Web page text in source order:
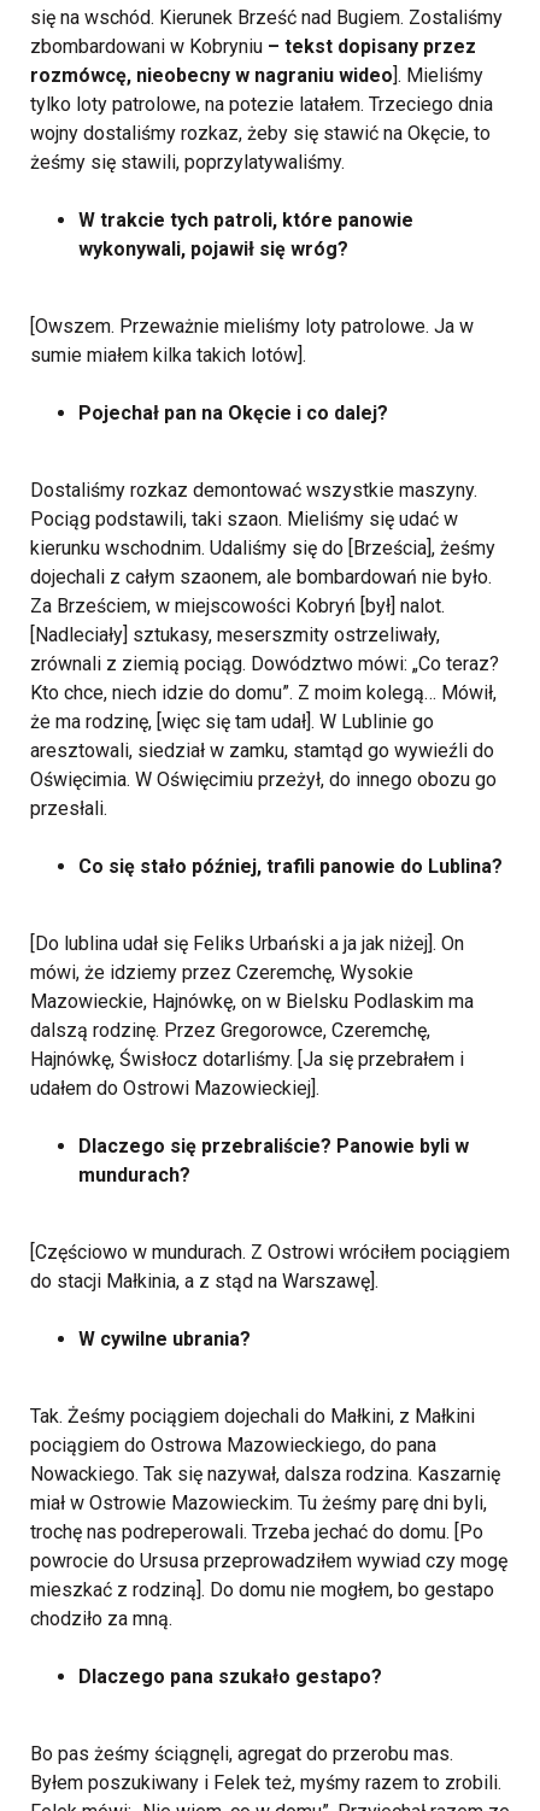
się na wschód. Kierunek Brześć nad Bugiem. Zostaliśmy
zbombardowani w Kobryniu – tekst dopisany przez
rozmówcę, nieobecny w nagraniu wideo]. Mieliśmy
tylko loty patrolowe, na potezie latałem. Trzeciego dnia
wojny dostaliśmy rozkaz, żeby się stawić na Okęcie, to
żeśmy się stawili, poprzylatywaliśmy.
W trakcie tych patroli, które panowie
wykonywali, pojawił się wróg?
[Owszem. Przeważnie mieliśmy loty patrolowe. Ja w
sumie miałem kilka takich lotów].
Pojechał pan na Okęcie i co dalej?
Dostaliśmy rozkaz demontować wszystkie maszyny.
Pociąg podstawili, taki szaon. Mieliśmy się udać w
kierunku wschodnim. Udaliśmy się do [Brześcia], żeśmy
dojechali z całym szaonem, ale bombardowań nie było.
Za Brześciem, w miejscowości Kobryń [był] nalot.
[Nadleciały] sztukasy, meserszmity ostrzeliwały,
zrównali z ziemią pociąg. Dowództwo mówi: „Co teraz?
Kto chce, niech idzie do domu”. Z moim kolegą… Mówił,
że ma rodzinę, [więc się tam udał]. W Lublinie go
aresztowali, siedział w zamku, stamtąd go wywieźli do
Oświęcimia. W Oświęcimiu przeżył, do innego obozu go
przesłali.
Co się stało później, trafili panowie do Lublina?
[Do lublina udał się Feliks Urbański a ja jak niżej]. On
mówi, że idziemy przez Czeremchę, Wysokie
Mazowieckie, Hajnówkę, on w Bielsku Podlaskim ma
dalszą rodzinę. Przez Gregorowce, Czeremchę,
Hajnówkę, Świsłocz dotarliśmy. [Ja się przebrałem i
udałem do Ostrowi Mazowieckiej].
Dlaczego się przebraliście? Panowie byli w
mundurach?
[Częściowo w mundurach. Z Ostrowi wróciłem pociągiem
do stacji Małkinia, a z stąd na Warszawę].
W cywilne ubrania?
Tak. Żeśmy pociągiem dojechali do Małkini, z Małkini
pociągiem do Ostrowa Mazowieckiego, do pana
Nowackiego. Tak się nazywał, dalsza rodzina. Kaszarnię
miał w Ostrowie Mazowieckim. Tu żeśmy parę dni byli,
trochę nas podreperowali. Trzeba jechać do domu. [Po
powrocie do Ursusa przeprowadziłem wywiad czy mogę
mieszkać z rodziną]. Do domu nie mogłem, bo gestapo
chodziło za mną.
Dlaczego pana szukało gestapo?
Bo pas żeśmy ściągnęli, agregat do przerobu mas.
Byłem poszukiwany i Felek też, myśmy razem to zrobili.